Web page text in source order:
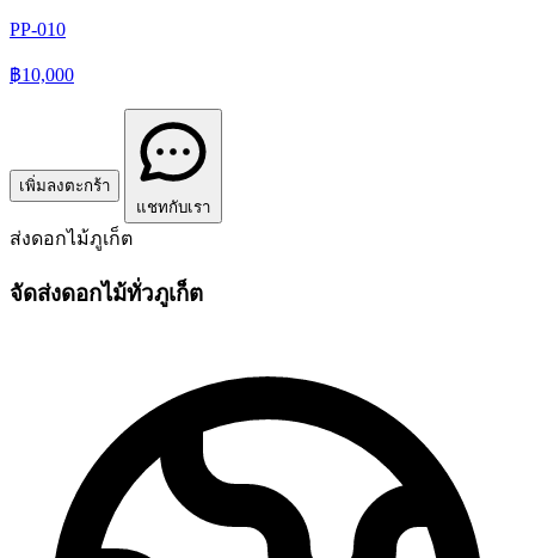
PP-010
฿10,000
เพิ่มลงตะกร้า
แชทกับเรา
ส่งดอกไม้ภูเก็ต
จัดส่งดอกไม้ทั่วภูเก็ต